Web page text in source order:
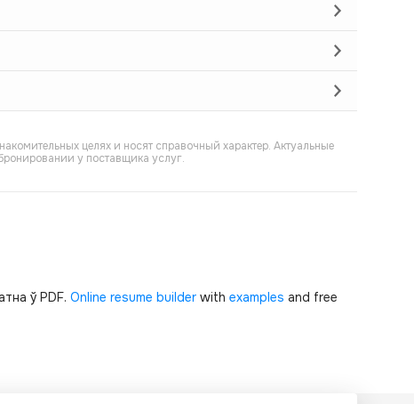
целях и носят справочный характер. Актуальные
у поставщика услуг.
ў PDF. Online resume builder with examples and free